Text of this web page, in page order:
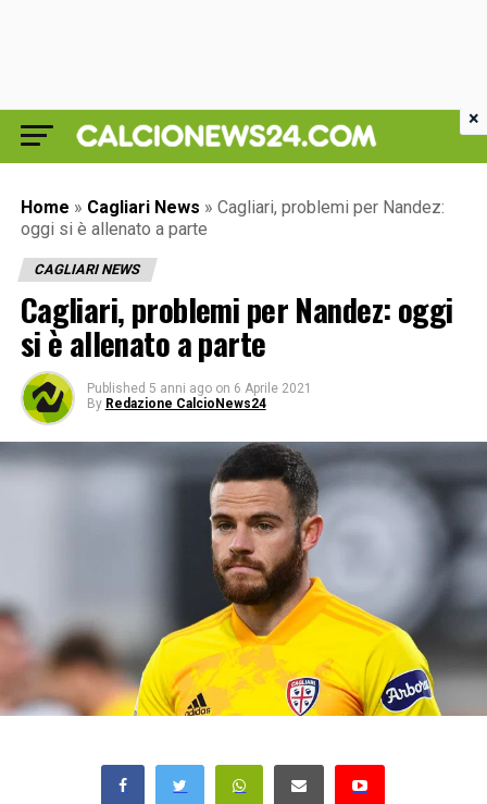
Home » Cagliari News » Cagliari, problemi per Nandez:
oggi si è allenato a parte
CAGLIARI NEWS
Cagliari, problemi per Nandez: oggi
si è allenato a parte
Published 5 anni ago on 6 Aprile 2021
By Redazione CalcioNews24
×